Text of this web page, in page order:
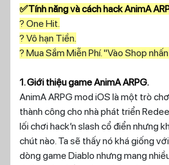
✅Tính năng và cách hack AnimA
? One Hit.
? Vô hạn Tiền.
? Mua Sắm Miễn Phí. "Vào Shop
1. Giới thiệu game AnimA ARPG.
AnimA ARPG mod iOS là một trò
thành công cho nhà phát triển
lối chơi hack’n slash cổ điển nhưng
chút nào. Ta sẽ thấy nó khá giống
dòng game Diablo nhưng mang